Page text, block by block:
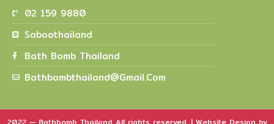
02 159 9880
Saboothailand
Bath Bomb Thailand
Bathbombthailand@gmail.com
2022 — Bathbomb Thailand All rights reserved. | Website Design by